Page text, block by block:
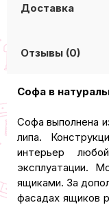
Доставка
Отзывы (0)
Софа в
Софа выполнена
липа.
интерьер
эксплуатации.
ящиками. За
фасадах ящиков